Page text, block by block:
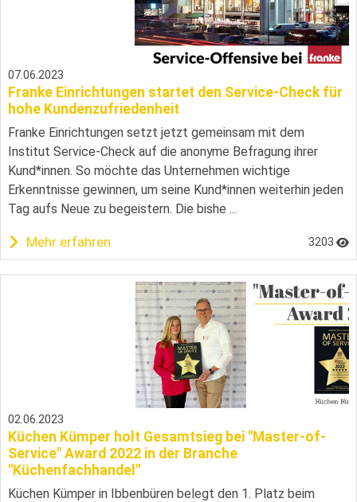
07.06.2023
Franke Einrichtungen startet den Service-Check für
hohe Kundenzufriedenheit
Franke Einrichtungen setzt jetzt gemeinsam mit dem
Institut Service-Check auf die anonyme Befragung ihrer
Kund*innen. So möchte das Unternehmen wichtige
Erkenntnisse gewinnen, um seine Kund*innen weiterhin jeden
Tag aufs Neue zu begeistern. Die bishe ...
Mehr erfahren 3203
02.06.2023
Küchen Kümper holt Gesamtsieg bei "Master-of-
Service" Award 2022 in der Branche
"Küchenfachhandel"
Küchen Kümper in Ibbenbüren belegt den 1. Platz beim